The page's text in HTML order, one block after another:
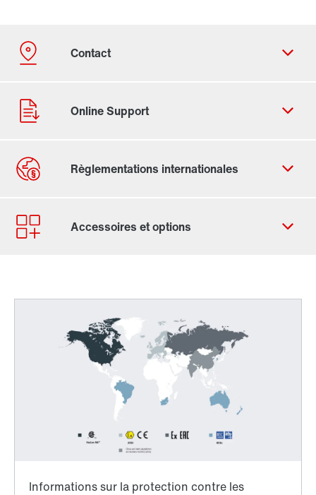
Formulaire de contact
Trouvez votre Drive Service Partner
Directives et normes internationales
Liaison TorqLOC®